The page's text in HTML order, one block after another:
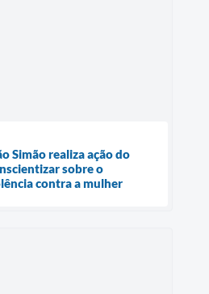
Simão realiza ação do
sobre o
contra a mulher